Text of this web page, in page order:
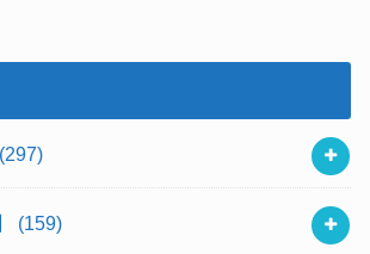
(297)
(159)